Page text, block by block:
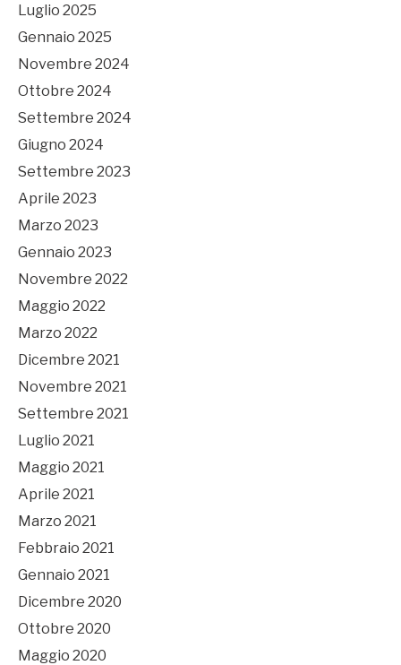
Luglio 2025
Gennaio 2025
Novembre 2024
Ottobre 2024
Settembre 2024
Giugno 2024
Settembre 2023
Aprile 2023
Marzo 2023
Gennaio 2023
Novembre 2022
Maggio 2022
Marzo 2022
Dicembre 2021
Novembre 2021
Settembre 2021
Luglio 2021
Maggio 2021
Aprile 2021
Marzo 2021
Febbraio 2021
Gennaio 2021
Dicembre 2020
Ottobre 2020
Maggio 2020